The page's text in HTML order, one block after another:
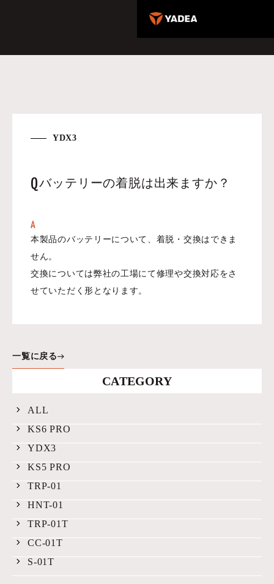
CATEGORY
ALL
KS6 PRO
YDX3
KS5 PRO
TRP-01
HNT-01
TRP-01T
CC-01T
S-01T
YDX3
Qバッテリーの着脱は出来ますか？
A
本製品のバッテリーについて、着脱・交換はできま
せん。
交換については弊社の工場にて修理や交換対応をさ
せていただく形となります。
一覧に戻る